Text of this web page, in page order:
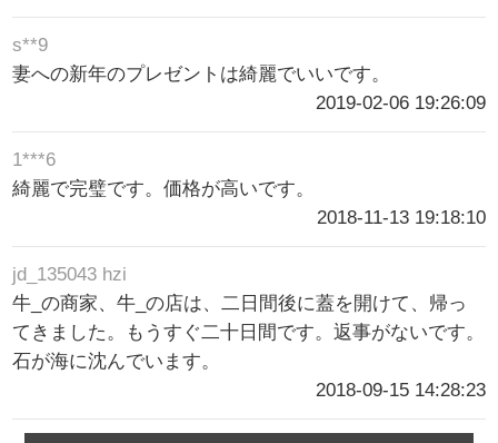
s**9
妻への新年のプレゼントは綺麗でいいです。
2019-02-06 19:26:09
1***6
綺麗で完璧です。価格が高いです。
2018-11-13 19:18:10
jd_135043 hzi
牛_の商家、牛_の店は、二日間後に蓋を開けて、帰っ
てきました。もうすぐ二十日間です。返事がないです。
石が海に沈んでいます。
2018-09-15 14:28:23